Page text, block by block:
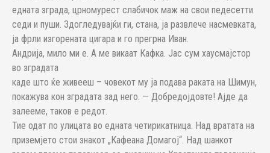
едната зграда, црномурест слабичок маж на свои педесетти
седи и пуши. Здогледувајќи ги, стана, ја развлече насмевката,
ја фрли изгорената цигара и го прегрна Иван.
Андрија, мило ми е. А ме викаат Кафка. Јас сум хаусмајстор
во зградата
каде што ќе живееш – човекот му ја подава раката на Шимун,
покажува кон зградата зад него. — Добредојдовте! Ајде да
залееме, таков е редот.
Тие одат по улицата во едната четирикатница. Над вратата на
приземјето стои знакот „Кафеана Домагој“. Над шанкот